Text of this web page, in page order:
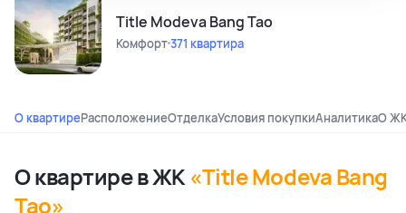
Title Modeva Bang Tao
Комфорт371 квартира
О квартиреРасположениеОтделкаУсловия покупкиАналитикаО
О квартире в ЖК «Title Modeva Bang
Tao»